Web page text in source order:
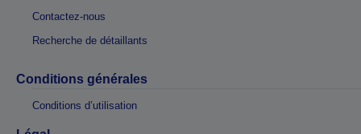
Contactez-nous
Recherche de détaillants
Conditions générales
Conditions d’utilisation